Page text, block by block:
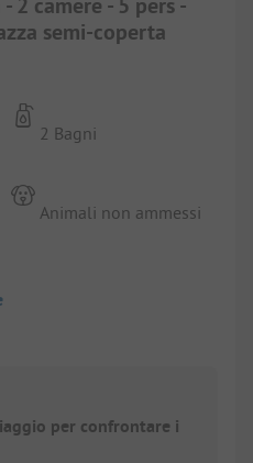
semi-coperta
2 Bagni
Animali non ammessi
per confrontare i